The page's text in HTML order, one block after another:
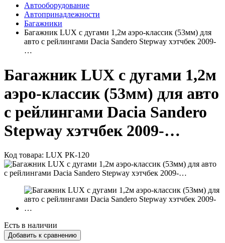
Автооборудование
Автопринадлежности
Багажники
Багажник LUX с дугами 1,2м аэро-классик (53мм) для
авто с рейлингами Dacia Sandero Stepway хэтчбек 2009-
…
Багажник LUX с дугами 1,2м
аэро-классик (53мм) для авто
с рейлингами Dacia Sandero
Stepway хэтчбек 2009-…
Код товара: LUX РК-120
Есть в наличии